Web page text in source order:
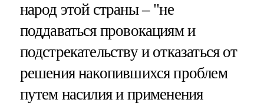
народ этой страны – "не
поддаваться провокациям и
подстрекательству и отказаться от
решения накопившихся проблем
путем насилия и применения